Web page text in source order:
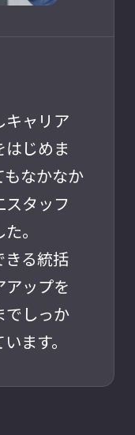
キャリア
はじめま
もなかなか
スタッフ
。
きる統括
アップを
でしっか
ます。